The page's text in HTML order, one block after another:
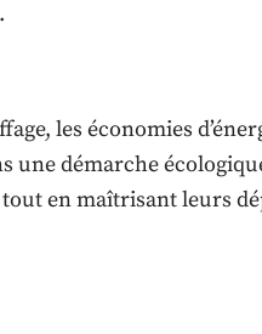
les économies
une démarche
en maîtrisant leurs